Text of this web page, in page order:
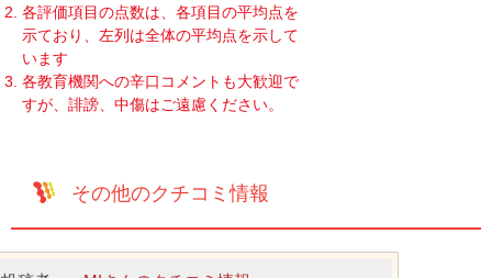
各評価項目の点数は、各項目の平均点を
示ており、左列は全体の平均点を示して
います
各教育機関への辛口コメントも大歓迎で
すが、誹謗、中傷はご遠慮ください。
その他のクチコミ情報